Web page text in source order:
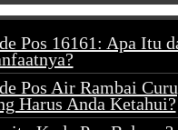
Pos 16161: Apa Itu
Pos Air Rambai
Harus Anda Ketahui?